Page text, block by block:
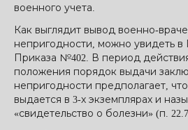
военного учета.
Как выглядит вывод военно-
непригодности, можно увидеть в
Приказа №402. В период
положения порядок выдачи
непригодности предполагает,
выдается в 3-х экземплярах и
«свидетельство о болезни» (п.